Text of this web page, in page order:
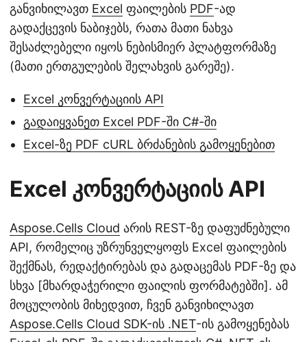
განვიხილავთ Excel ფაილების PDF-ად
გადაქცევის ნაბიჯებს, რათა მათი ნახვა
შესაძლებელი იყოს ნებისმიერ პლატფორმაზე
(მათი ერთგულების შელახვის გარეშე).
Excel კონვერტაციის API
გადაიყვანეთ Excel PDF-ში C#-ში
Excel-ზე PDF cURL ბრძანების გამოყენებით
Excel კონვერტაციის API
Aspose.Cells Cloud არის REST-ზე დაფუძნებული
API, რომელიც უზრუნველყოფს Excel ფაილების
შექმნას, რედაქტირებას და გადაცემას PDF-ზე და
სხვა [მხარდაჭერილი ფაილის ფორმატებში]. ამ
მოცულობის მიხედვით, ჩვენ განვიხილავთ
Aspose.Cells Cloud SDK-ის .NET-ის გამოყენებას